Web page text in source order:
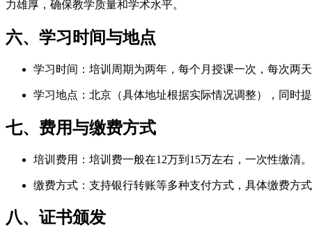
力雄厚，确保教学质量和学术水平。
六、学习时间与地点
学习时间：培训周期为两年，每个月授课一次，每次两
学习地点：北京（具体地址根据实际情况调整），同时
七、费用与缴费方式
培训费用：培训费一般在12万到15万左右，一次性缴清
缴费方式：支持银行转账等多种支付方式，具体缴费方
八、证书颁发